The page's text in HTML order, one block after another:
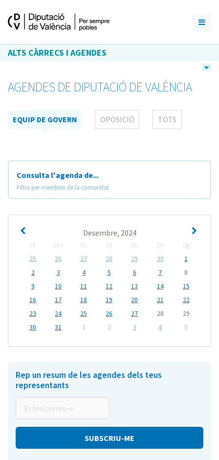
ALTS CÀRRECS I AGENDES
AGENDES DE DIPUTACIÓ DE VALÈNCIA
EQUIP DE GOVERN OPOSICIÓ TOTS
Consulta l'agenda de...
Filtra per membres de la comunitat
Desembre, 2024
Dl Dm Dc Dj Dv Ds
Dg
25
26 27 28 29 30
1
2
3 4 5 6 7
8
9
10 11 12 13 14
15
16
17 18 19 20 21
22
23
24 25 26 27 28
29
30
31 1 2 3 4 5
Rep un resum de les agendes dels teus
representants
teu
correu-